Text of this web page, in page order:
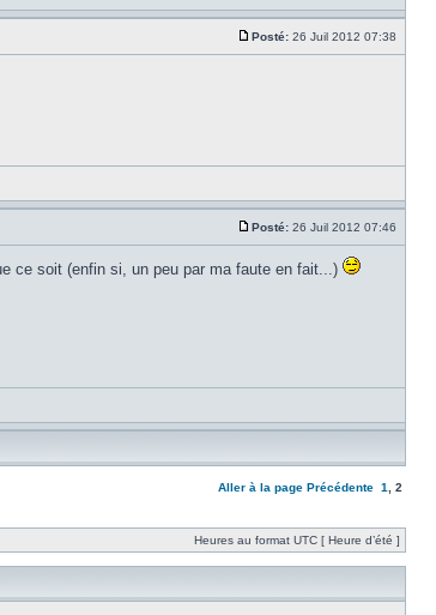
Posté: 26 Juil 2012 07:38
Posté: 26 Juil 2012 07:46
ce soit (enfin si, un peu par ma faute en fait...)
Aller à la page Précédente 1 2
Heures au format UTC [ Heure d’été ]